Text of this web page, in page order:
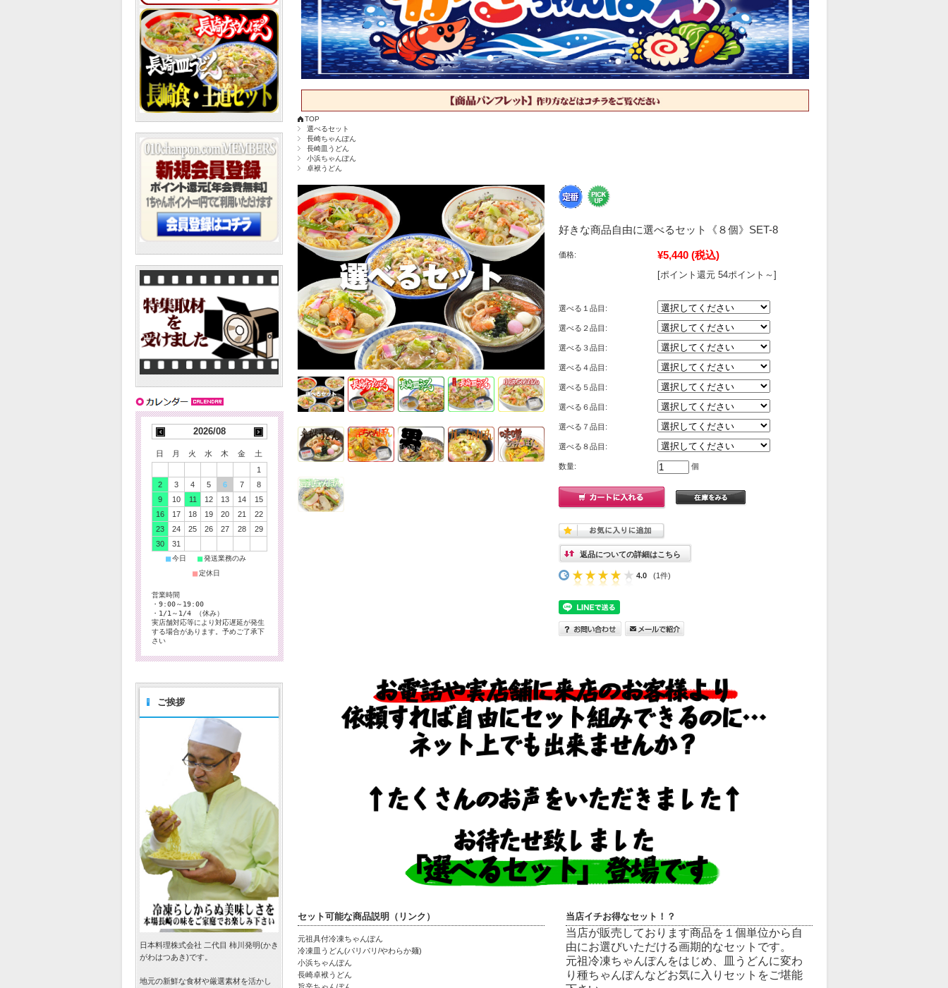
TOP
選べるセット
長崎ちゃんぽん
長崎皿うどん
小浜ちゃんぽん
卓袱うどん
好きな商品自由に選べるセット《８個》SET-8
価格: ¥5,440 (税込)
[ポイント還元 54ポイント～]
選べる１品目:
選べる２品目:
選べる３品目:
選べる４品目:
選べる５品目:
選べる６品目:
選べる７品目:
選べる８品目:
数量: 個
返品についての詳細はこちら
4.0 (1件)
セット可能な商品説明（リンク）
元祖具付冷凍ちゃんぽん
冷凍皿うどん(パリパリ/やわらか麺)
小浜ちゃんぽん
長崎卓袱うどん
当店イチお得なセット！？
当店が販売しております商品を１個単位から自
由にお選びいただける画期的なセットです。
元祖冷凍ちゃんぽんをはじめ、皿うどんに変わ
り種ちゃんぽんなどお気に入りセットをご堪能
2026/08
日 月 火 水 木 金
土
1
2
3 4 5 6 7
8
9
10 11 12 13 14
15
16
17 18 19 20 21
22
23
24 25 26 27 28
29
30
31
■今日 ■発送業務のみ
■ 定休日
営業時間
・9:00～19:00
・1/1～1/4 （休み）
実店舗対応等により対応遅延が発生
する場合があります。予めご了承下
さい
ご挨拶
日本料理株式会社 二代目 柿川発明(かき
がわはつあき)です。
地元の新鮮な食材や厳選素材を活かし